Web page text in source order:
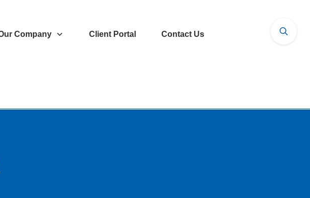
Company Client Portal Contact Us